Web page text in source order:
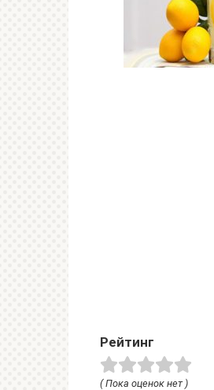
Рейтинг
( Пока оценок нет )